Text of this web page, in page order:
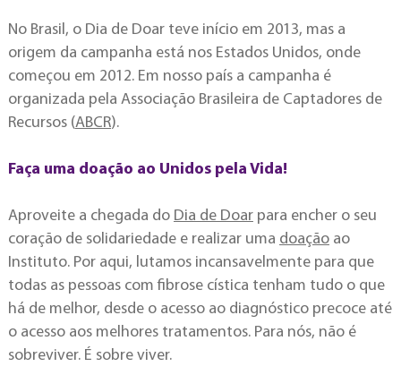
No Brasil, o Dia de Doar teve início em 2013, mas a
origem da campanha está nos Estados Unidos, onde
começou em 2012. Em nosso país a campanha é
organizada pela Associação Brasileira de Captadores de
Recursos (ABCR).
Faça uma doação ao Unidos pela Vida!
Aproveite a chegada do Dia de Doarpara encher o seu
coração de solidariedade e realizar uma doaçãoao
Instituto. Por aqui, lutamos incansavelmente para que
todas as pessoas com fibrose cística tenham tudo o que
há de melhor, desde o acesso ao diagnóstico precoce até
o acesso aos melhores tratamentos. Para nós, não é
sobreviver. É sobre viver.